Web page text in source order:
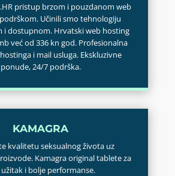
pristup brzom i pouzdanom web
Učinili smo tehnologiju
i dostupnom. Hrvatski web hosting
već od 336 kn god. Profesionalna
i mail usluga. Ekskluzivne
ponude, 24/7 podrška.
KAMAGRA
kvalitetu seksualnog života uz
Kamagra original tablete za
užitak i bolje performanse.